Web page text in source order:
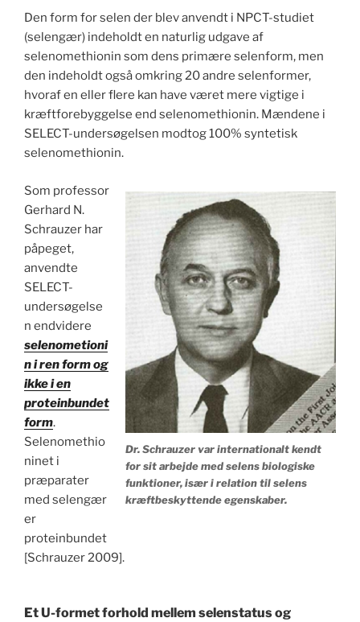
Den form for selen der blev anvendt i NPCT-studiet
(selengær) indeholdt en naturlig udgave af
selenomethionin som dens primære selenform, men
den indeholdt også omkring 20 andre selenformer,
hvoraf en eller flere kan have været mere vigtige i
kræftforebyggelse end selenomethionin. Mændene i
SELECT-undersøgelsen modtog 100% syntetisk
selenomethionin.
Dr. Schrauzer var internationalt kendt
for sit arbejde med selens biologiske
funktioner, især i relation til selens
kræftbeskyttende egenskaber.
Som professor
Gerhard N.
Schrauzer har
påpeget,
anvendte
SELECT-
undersøgelse
n endvidere
selenometioni
n i ren form og
ikke i en
proteinbundet
form.
Selenomethio
ninet i
præparater
med selengær
er
proteinbundet
[Schrauzer 2009].
Et U-formet forhold mellem selenstatus og